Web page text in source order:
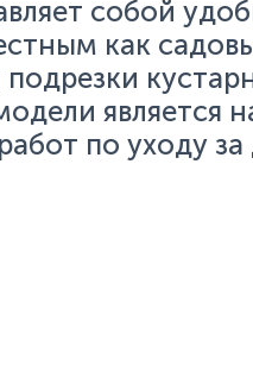
собой
как
является
по уходу за